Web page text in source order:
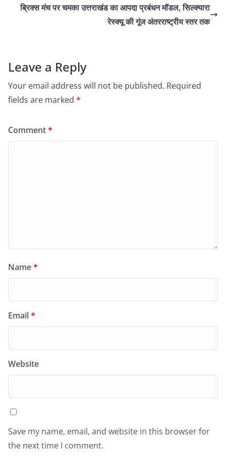
ब्रिक्स मंच पर चमका उत्तराखंड का आपदा प्रबंधन मॉडल, सिल्क्यारा
रेस्क्यू की गूंज अंतरराष्ट्रीय स्तर तक
Leave a Reply
Your email address will not be published. Required
fields are marked *
Comment*
Name*
Email*
Website
Save my name, email, and website in this browser for
the next time I comment.